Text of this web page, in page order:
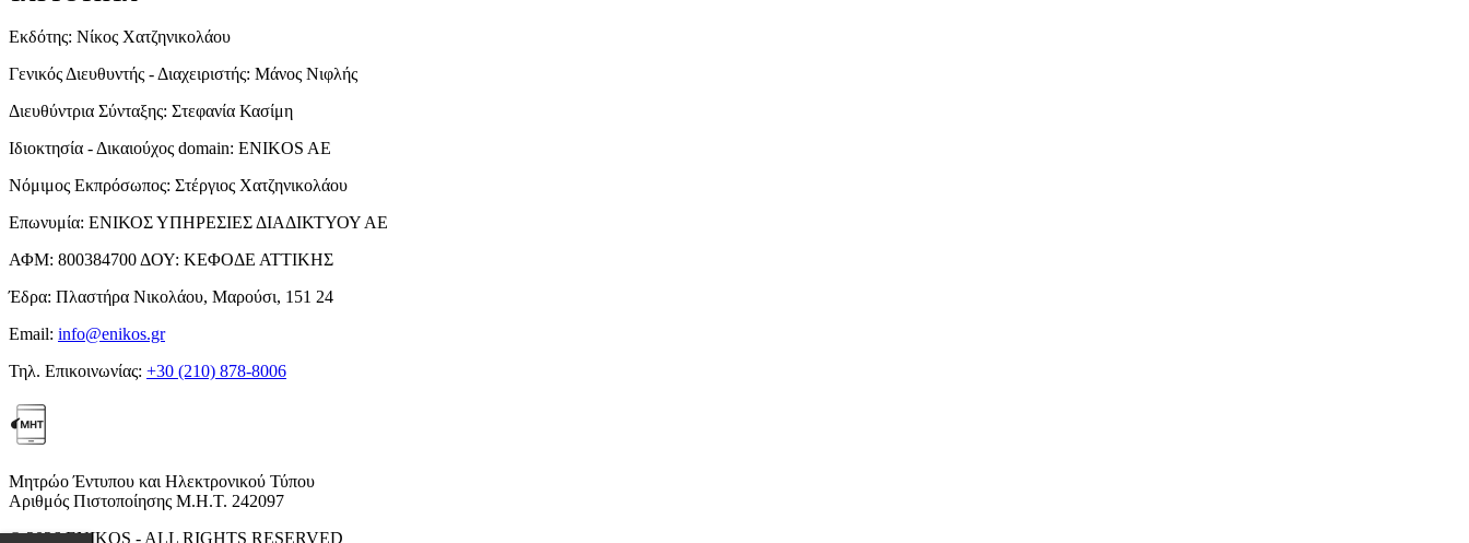
Εκδότης: Νίκος Χατζηνικολάου
Γενικός Διευθυντής - Διαχειριστής: Μάνος Νιφλής
Διευθύντρια Σύνταξης: Στεφανία Κασίμη
Ιδιοκτησία - Δικαιούχος domain: ENIKOS AE
Νόμιμος Εκπρόσωπος: Στέργιος Χατζηνικολάου
Επωνυμία: ΕΝΙΚΟΣ ΥΠΗΡΕΣΙΕΣ ΔΙΑΔΙΚΤΥΟΥ ΑΕ
ΑΦΜ: 800384700 ΔΟΥ: ΚΕΦΟΔΕ ΑΤΤΙΚΗΣ
Έδρα: Πλαστήρα Νικολάου, Μαρούσι, 151 24
Email: info@enikos.gr
Τηλ. Επικοινωνίας: +30 (210) 878-8006
Μητρώο Έντυπου και Ηλεκτρονικού Τύπου
Αριθμός Πιστοποίησης Μ.Η.Τ. 242097
© 2026 ENIKOS - ALL RIGHTS RESERVED